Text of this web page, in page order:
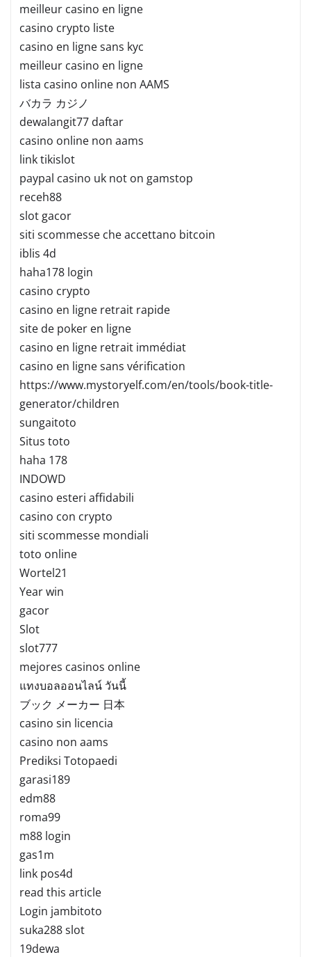
meilleur casino en ligne
casino crypto liste
casino en ligne sans kyc
meilleur casino en ligne
lista casino online non AAMS
バカラ カジノ
dewalangit77 daftar
casino online non aams
link tikislot
paypal casino uk not on gamstop
receh88
slot gacor
siti scommesse che accettano bitcoin
iblis 4d
haha178 login
casino crypto
casino en ligne retrait rapide
site de poker en ligne
casino en ligne retrait immédiat
casino en ligne sans vérification
https://www.mystoryelf.com/en/tools/book-title-
generator/children
sungaitoto
Situs toto
haha 178
INDOWD
casino esteri affidabili
casino con crypto
siti scommesse mondiali
toto online
Wortel21
Year win
gacor
Slot
slot777
mejores casinos online
แทงบอลออนไลน์ วันนี้
ブック メーカー 日本
casino sin licencia
casino non aams
Prediksi Totopaedi
garasi189
edm88
roma99
m88 login
gas1m
link pos4d
read this article
Login jambitoto
suka288 slot
19dewa